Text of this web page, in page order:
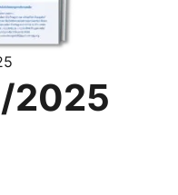
2025